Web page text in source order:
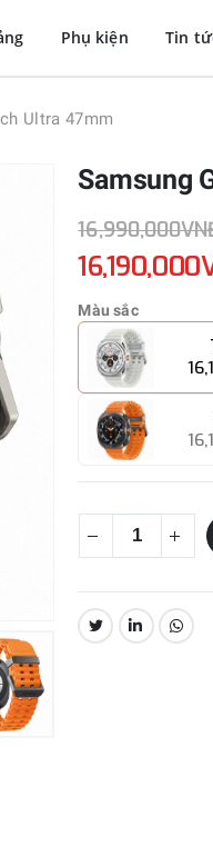
Phụ kiện Tin
Ultra 47mm
Samsung
Màu sắc
CHIA SẺ: